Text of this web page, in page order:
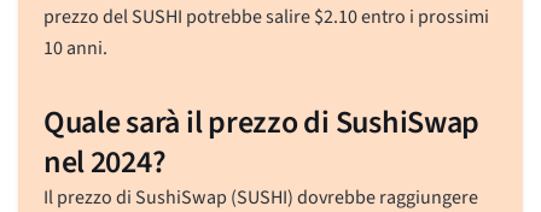
prezzo del SUSHI potrebbe salire$2.10entro i prossimi
10 anni.
Quale sarà il prezzo di SushiSwap
nel 2024?
Il prezzo di SushiSwap (SUSHI) dovrebbe raggiungere